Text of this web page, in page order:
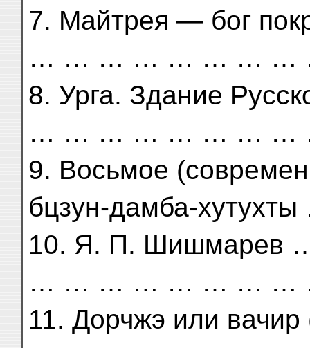
7. Майтрея — бог
… … … … … … … …
8. Урга. Здание
… … … … … … … …
9. Восьмое
бцзун-дамба-
10. Я. П.
… … … … … … … …
11. Дорчжэ или